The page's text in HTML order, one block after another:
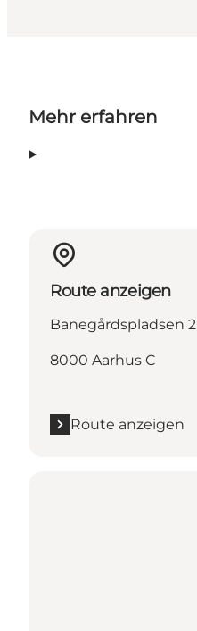
Mehr erfahren
Route anzeigen
Banegårdspladsen 2
8000 Aarhus C
Route anzeigen